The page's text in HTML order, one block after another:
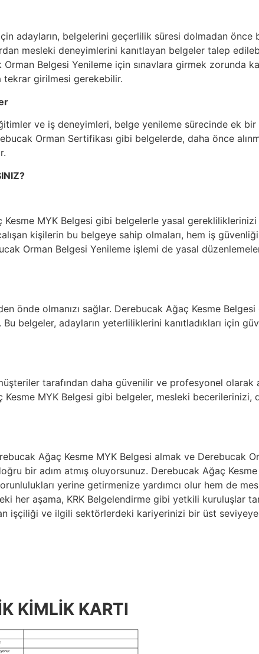
adayların, belgelerini geçerlilik süresi dolmadan önce
mesleki deneyimlerini kanıtlayan belgeler talep
Belgesi Yenileme için sınavlara girmek zorunda
tekrar girilmesi gerekebilir.
ve iş deneyimleri, belge yenileme sürecinde ek
Orman Sertifikası gibi belgelerde, daha önce
MYK Belgesi gibi belgelerle yasal
kişilerin bu belgeye sahip olmaları, hem iş
Orman Belgesi Yenileme işlemi de yasal
önde olmanızı sağlar. Derebucak Ağaç Kesme
belgeler, adayların yeterliliklerini kanıtladıkları için
tarafından daha güvenilir ve profesyonel olarak
MYK Belgesi gibi belgeler, mesleki becerilerinizi,
Ağaç Kesme MYK Belgesi almak ve Derebucak
bir adım atmış oluyorsunuz. Derebucak Ağaç
yerine getirmenize yardımcı olur hem de
her aşama, KRK Belgelendirme gibi yetkili kuruluşlar
işçiliği ve ilgili sektörlerdeki kariyerinizi bir üst seviyeye
KİMLİK KARTI